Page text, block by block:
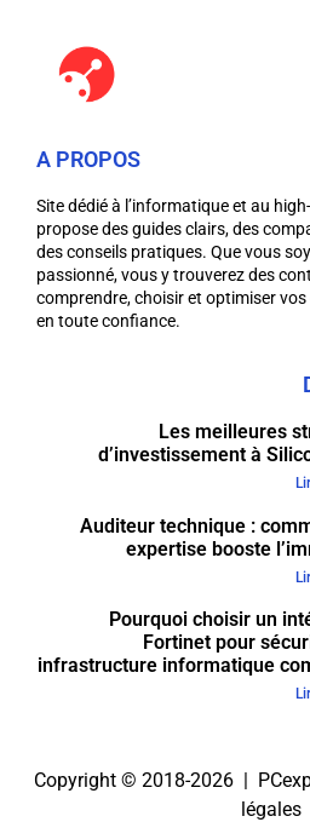
A PROPOS
Site dédié à l’informatique et au
propose des guides clairs, des
des conseils pratiques. Que vous
passionné, vous y trouverez des
comprendre, choisir et optimiser
en toute confiance.
Les meilleures
d’investissement à
Auditeur technique :
expertise booste
Pourquoi choisir un
Fortinet pour
infrastructure informatique
Copyright © 2018-2026 |
légales